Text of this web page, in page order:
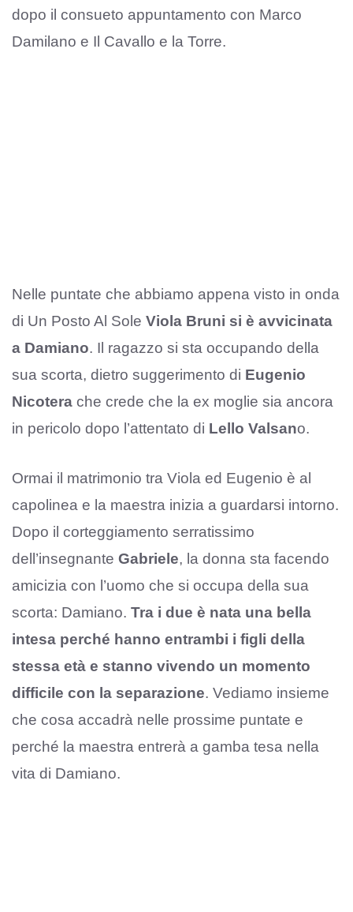
dopo il consueto appuntamento con Marco
Damilano e Il Cavallo e la Torre.
Nelle puntate che abbiamo appena visto in onda
di Un Posto Al Sole Viola Bruni si è avvicinata
a Damiano. Il ragazzo si sta occupando della
sua scorta, dietro suggerimento di Eugenio
Nicotera che crede che la ex moglie sia ancora
in pericolo dopo l’attentato di Lello Valsano.
Ormai il matrimonio tra Viola ed Eugenio è al
capolinea e la maestra inizia a guardarsi intorno.
Dopo il corteggiamento serratissimo
dell’insegnante Gabriele, la donna sta facendo
amicizia con l’uomo che si occupa della sua
scorta: Damiano. Tra i due è nata una bella
intesa perché hanno entrambi i figli della
stessa età e stanno vivendo un momento
difficile con la separazione. Vediamo insieme
che cosa accadrà nelle prossime puntate e
perché la maestra entrerà a gamba tesa nella
vita di Damiano.